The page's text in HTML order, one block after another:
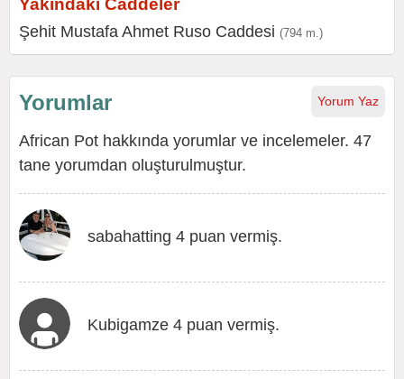
Yakındaki Caddeler
Şehit Mustafa Ahmet Ruso Caddesi (794 m.)
Yorum Yaz
Yorumlar
African Pot hakkında yorumlar ve incelemeler. 47
tane yorumdan oluşturulmuştur.
sabahatting 4 puan vermiş.
Kubigamze 4 puan vermiş.